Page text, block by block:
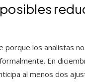
porque los analistas
En
al menos dos